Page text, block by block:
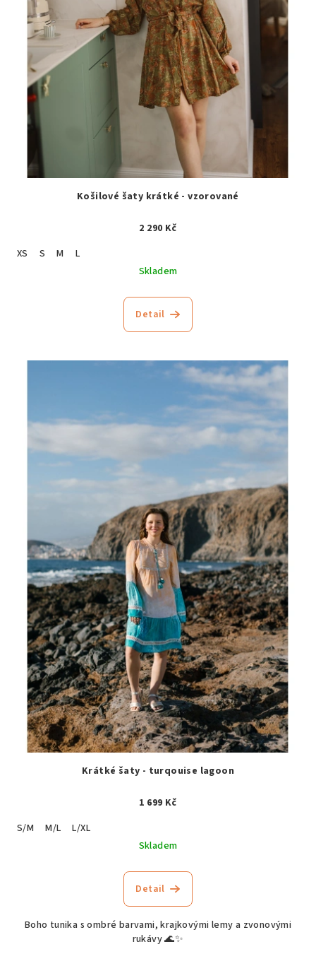
Košilové šaty krátké - vzorované
2 290 Kč
XS
S M
L
Skladem
Detail
Krátké šaty - turqouise lagoon
1 699 Kč
S/M
M/L
L/XL
Skladem
Detail
Boho tunika s ombré barvami, krajkovými lemy a zvonovými
rukávy 🌊✨